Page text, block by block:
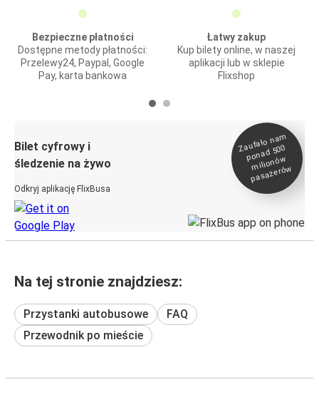
Bezpieczne płatności
Dostępne metody płatności:
Przelewy24, Paypal, Google
Pay, karta bankowa
Łatwy zakup
Kup bilety online, w naszej
aplikacji lub w sklepie
Flixshop
Bilet cyfrowy i
śledzenie na żywo
Odkryj aplikację FlixBusa
Zaufało na
m
ponad 500
milionó
w
pasażeró
w
Na tej stronie znajdziesz:
Przystanki autobusowe
FAQ
Przewodnik po mieście